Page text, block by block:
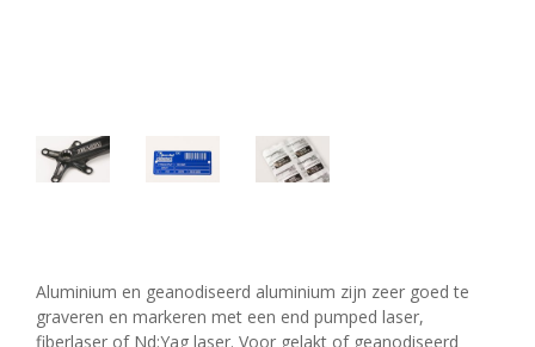
Aluminium en geanodiseerd aluminium zijn zeer goed te
graveren en markeren met een end pumped laser,
fiberlaser of Nd:Yag laser. Voor gelakt of geanodiseerd